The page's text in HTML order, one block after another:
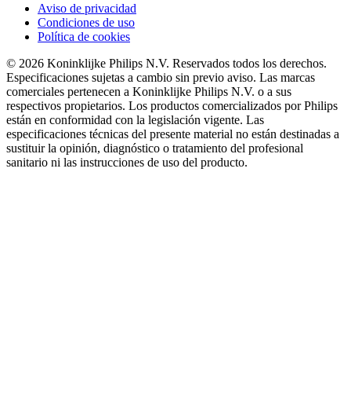
Aviso de privacidad
Condiciones de uso
Política de cookies
© 2026 Koninklijke Philips N.V. Reservados todos los derechos.
Especificaciones sujetas a cambio sin previo aviso. Las marcas
comerciales pertenecen a Koninklijke Philips N.V. o a sus
respectivos propietarios. Los productos comercializados por Philips
están en conformidad con la legislación vigente. Las
especificaciones técnicas del presente material no están destinadas a
sustituir la opinión, diagnóstico o tratamiento del profesional
sanitario ni las instrucciones de uso del producto.